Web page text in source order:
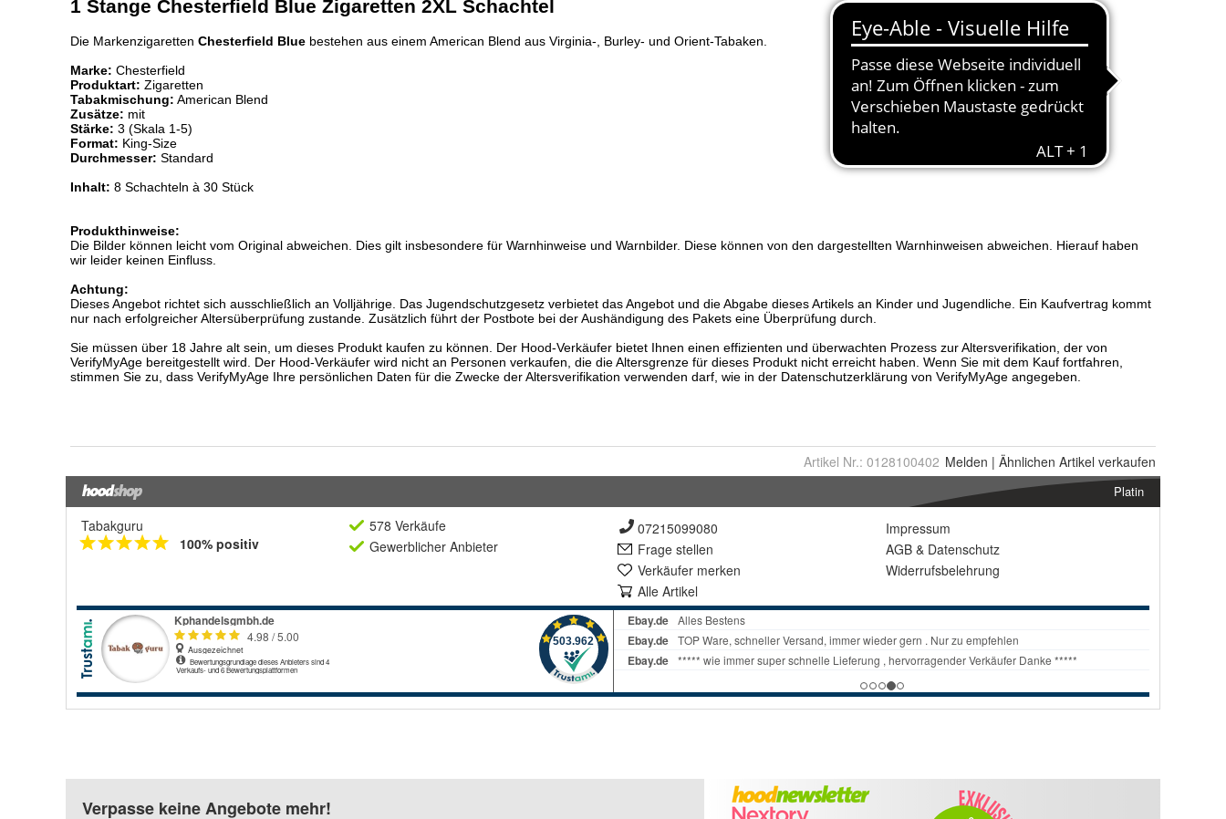
Artikel Nr.: 0128100402 Melden | Ähnlichen Artikel verkaufen
Platin
Tabakguru
100% positiv
578 Verkäufe
Gewerblicher Anbieter
07215099080
Frage stellen
Verkäufer merken
Alle Artikel
Impressum
AGB & Datenschutz
Widerrufsbelehrung
Verpasse keine Angebote mehr!